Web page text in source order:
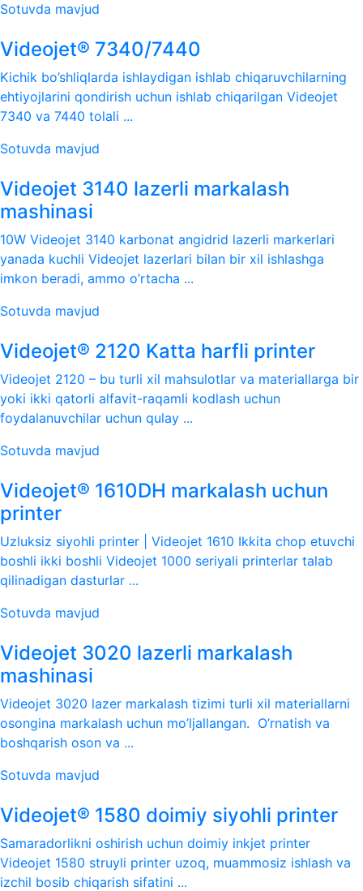
Sotuvda mavjud
Videojet® 7340/7440
Kichik bo’shliqlarda ishlaydigan ishlab chiqaruvchilarning
ehtiyojlarini qondirish uchun ishlab chiqarilgan Videojet
7340 va 7440 tolali ...
Sotuvda mavjud
Videojet 3140 lazerli markalash
mashinasi
10W Videojet 3140 karbonat angidrid lazerli markerlari
yanada kuchli Videojet lazerlari bilan bir xil ishlashga
imkon beradi, ammo o’rtacha ...
Sotuvda mavjud
Videojet® 2120 Katta harfli printer
Videojet 2120 – bu turli xil mahsulotlar va materiallarga bir
yoki ikki qatorli alfavit-raqamli kodlash uchun
foydalanuvchilar uchun qulay ...
Sotuvda mavjud
Videojet® 1610DH markalash uchun
printer
Uzluksiz siyohli printer | Videojet 1610 Ikkita chop etuvchi
boshli ikki boshli Videojet 1000 seriyali printerlar talab
qilinadigan dasturlar ...
Sotuvda mavjud
Videojet 3020 lazerli markalash
mashinasi
Videojet 3020 lazer markalash tizimi turli xil materiallarni
osongina markalash uchun mo’ljallangan. O’rnatish va
boshqarish oson va ...
Sotuvda mavjud
Videojet® 1580 doimiy siyohli printer
Samaradorlikni oshirish uchun doimiy inkjet printer
Videojet 1580 struyli printer uzoq, muammosiz ishlash va
izchil bosib chiqarish sifatini ...